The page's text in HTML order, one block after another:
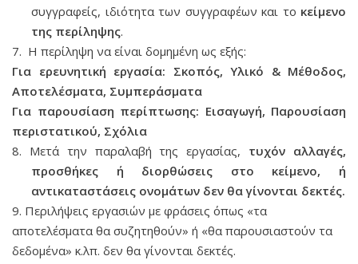
συγγραφείς, ιδιότητα των συγγραφέων και το κείμενο
της περίληψης.
7. Η περίληψη να είναι δομημένη ως εξής:
Για ερευνητική εργασία: Σκοπός, Υλικό & Μέθοδος,
Αποτελέσματα, Συμπεράσματα
Για παρουσίαση περίπτωσης: Εισαγωγή, Παρουσίαση
περιστατικού, Σχόλια
8. Μετά την παραλαβή της εργασίας, τυχόν αλλαγές,
προσθήκες ή διορθώσεις στο κείμενο, ή
αντικαταστάσεις ονομάτων δεν θα γίνονται δεκτές.
9. Περιλήψεις εργασιών με φράσεις όπως «τα
αποτελέσματα θα συζητηθούν» ή «θα παρουσιαστούν τα
δεδομένα» κ.λπ. δεν θα γίνονται δεκτές.